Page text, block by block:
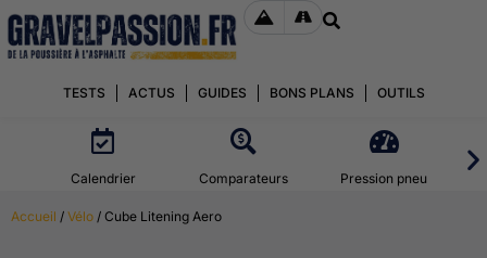
TESTS ACTUS GUIDES BONS PLANS OUTILS
Calendrier Comparateurs Pression pneu
Accueil / Vélo / Cube Litening Aero